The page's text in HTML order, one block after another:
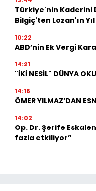
Türkiye'nin Kaderini
Bilgiç'ten Lozan'ın
10:22
ABD’nin Ek Vergi
14:21
"İKİ NESİL" DÜNYA
14:16
ÖMER YILMAZ’DAN
14:02
Op. Dr. Şerife
fazla etkiliyor”